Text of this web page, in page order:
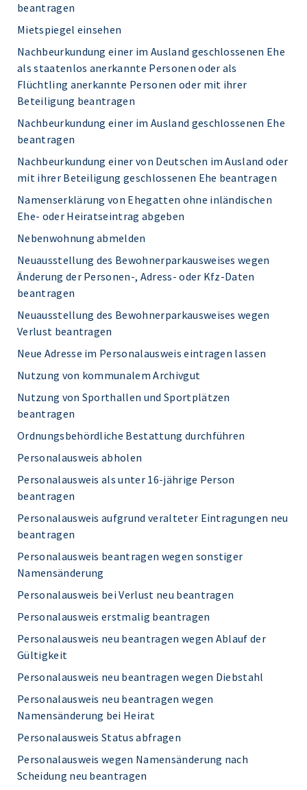
beantragen
Mietspiegel einsehen
Nachbeurkundung einer im Ausland geschlossenen Ehe
als staatenlos anerkannte Personen oder als
Flüchtling anerkannte Personen oder mit ihrer
Beteiligung beantragen
Nachbeurkundung einer im Ausland geschlossenen Ehe
beantragen
Nachbeurkundung einer von Deutschen im Ausland oder
mit ihrer Beteiligung geschlossenen Ehe beantragen
Namenserklärung von Ehegatten ohne inländischen
Ehe- oder Heiratseintrag abgeben
Nebenwohnung abmelden
Neuausstellung des Bewohnerparkausweises wegen
Änderung der Personen-, Adress- oder Kfz-Daten
beantragen
Neuausstellung des Bewohnerparkausweises wegen
Verlust beantragen
Neue Adresse im Personalausweis eintragen lassen
Nutzung von kommunalem Archivgut
Nutzung von Sporthallen und Sportplätzen
beantragen
Ordnungsbehördliche Bestattung durchführen
Personalausweis abholen
Personalausweis als unter 16-jährige Person
beantragen
Personalausweis aufgrund veralteter Eintragungen neu
beantragen
Personalausweis beantragen wegen sonstiger
Namensänderung
Personalausweis bei Verlust neu beantragen
Personalausweis erstmalig beantragen
Personalausweis neu beantragen wegen Ablauf der
Gültigkeit
Personalausweis neu beantragen wegen Diebstahl
Personalausweis neu beantragen wegen
Namensänderung bei Heirat
Personalausweis Status abfragen
Personalausweis wegen Namensänderung nach
Scheidung neu beantragen